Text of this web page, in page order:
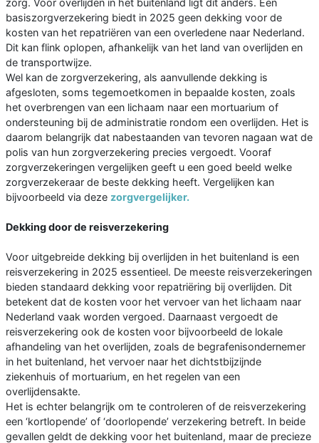
basiszorgverzekering biedt in 2025 geen dekking voor de
kosten van het repatriëren van een overledene naar Nederland.
Dit kan flink oplopen, afhankelijk van het land van overlijden en
de transportwijze.
Wel kan de zorgverzekering, als aanvullende dekking is
afgesloten, soms tegemoetkomen in bepaalde kosten, zoals
het overbrengen van een lichaam naar een mortuarium of
ondersteuning bij de administratie rondom een overlijden. Het is
daarom belangrijk dat nabestaanden van tevoren nagaan wat de
polis van hun zorgverzekering precies vergoedt. Vooraf
zorgverzekeringen vergelijken geeft u een goed beeld welke
zorgverzekeraar de beste dekking heeft. Vergelijken kan
bijvoorbeeld via deze zorgvergelijker.
Dekking door de reisverzekering
Voor uitgebreide dekking bij overlijden in het buitenland is een
reisverzekering in 2025 essentieel. De meeste reisverzekeringen
bieden standaard dekking voor repatriëring bij overlijden. Dit
betekent dat de kosten voor het vervoer van het lichaam naar
Nederland vaak worden vergoed. Daarnaast vergoedt de
reisverzekering ook de kosten voor bijvoorbeeld de lokale
afhandeling van het overlijden, zoals de begrafenisondernemer
in het buitenland, het vervoer naar het dichtstbijzijnde
ziekenhuis of mortuarium, en het regelen van een
overlijdensakte.
Het is echter belangrijk om te controleren of de reisverzekering
een ‘kortlopende’ of ‘doorlopende’ verzekering betreft. In beide
gevallen geldt de dekking voor het buitenland, maar de precieze